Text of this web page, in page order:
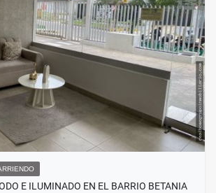
E ILUMINADO EN EL BARRIO BETANIA